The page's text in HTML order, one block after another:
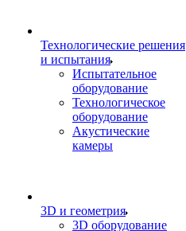
Технологические решения
и испытания
Испытательное
оборудование
Технологическое
оборудование
Акустические
камеры
3D и геометрия
3D оборудование